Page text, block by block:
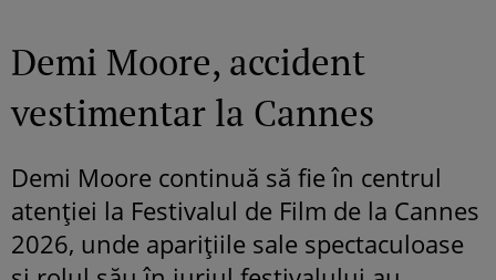
Demi Moore, accident
vestimentar la Cannes
Demi Moore continuă să fie în centrul
atenției la Festivalul de Film de la Cannes
2026, unde aparițiile sale spectaculoase